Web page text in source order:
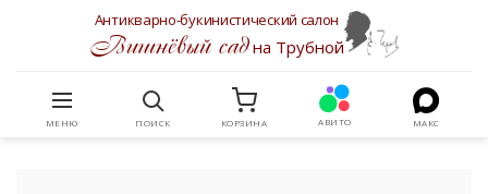
Антикварно-букинистический салон
Вишнёвый садна Трубной
МЕНЮ ПОИСК КОРЗИНА АВИТО МАКС